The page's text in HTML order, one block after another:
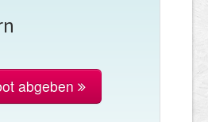
abgeben